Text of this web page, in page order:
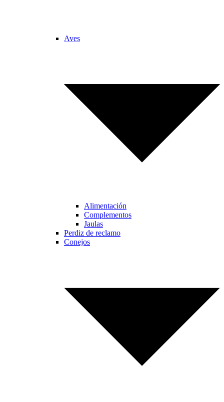
Aves
Alimentación
Complementos
Jaulas
Perdiz de reclamo
Conejos